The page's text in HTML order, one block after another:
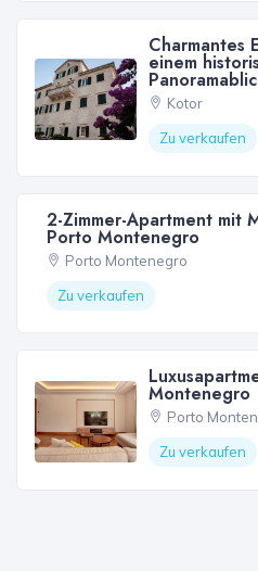
Charmantes
einem
Kotor
Zu verkaufen
2-Zimmer-Apartment mit
Porto Montenegro
Porto Montenegro
Zu verkaufen
Montenegro
Porto
Zu verkaufen